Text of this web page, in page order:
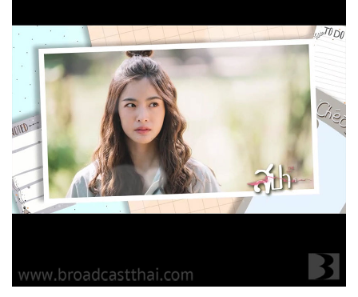
27-12-2563 สปาร์คใจนายจอมหยิ่ง